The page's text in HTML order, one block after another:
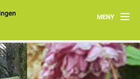
MENY
Hem
SKOGSSIDAN